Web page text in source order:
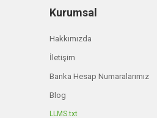
Land Rover
₺ 8.580,00
Kurumsal
Hakkımızda
İletişim
Banka Hesap Numaralarımız
Blog
LLMS.txt